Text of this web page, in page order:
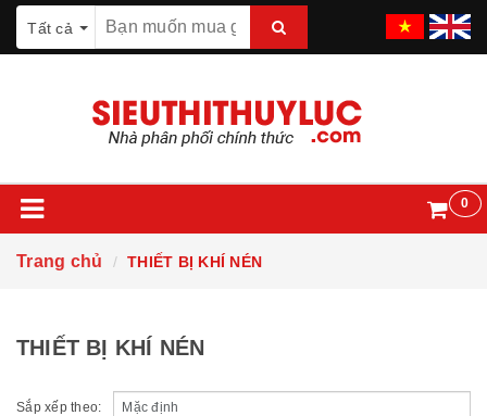
Tất cả
0
Trang chủ THIẾT BỊ KHÍ NÉN
THIẾT BỊ KHÍ NÉN
Sắp xếp theo: